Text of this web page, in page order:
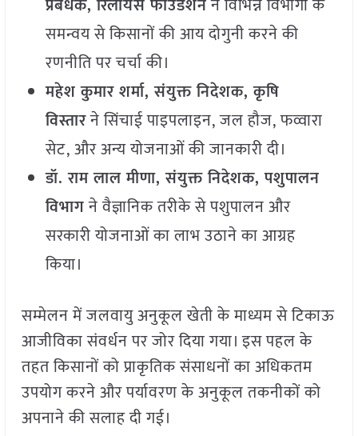
प्रबंधक, रिलायंस फाउंडेशनने विभिन्न विभागों के
समन्वय से किसानों की आय दोगुनी करने की
रणनीति पर चर्चा की।
महेश कुमार शर्मा, संयुक्त निदेशक, कृषि
विस्तारने सिंचाई पाइपलाइन, जल हौज, फव्वारा
सेट, और अन्य योजनाओं की जानकारी दी।
डॉ. राम लाल मीणा, संयुक्त निदेशक, पशुपालन
विभागने वैज्ञानिक तरीके से पशुपालन और
सरकारी योजनाओं का लाभ उठाने का आग्रह
किया।
सम्मेलन में जलवायु अनुकूल खेती के माध्यम से टिकाऊ
आजीविका संवर्धन पर जोर दिया गया। इस पहल के
तहत किसानों को प्राकृतिक संसाधनों का अधिकतम
उपयोग करने और पर्यावरण के अनुकूल तकनीकों को
अपनाने की सलाह दी गई।